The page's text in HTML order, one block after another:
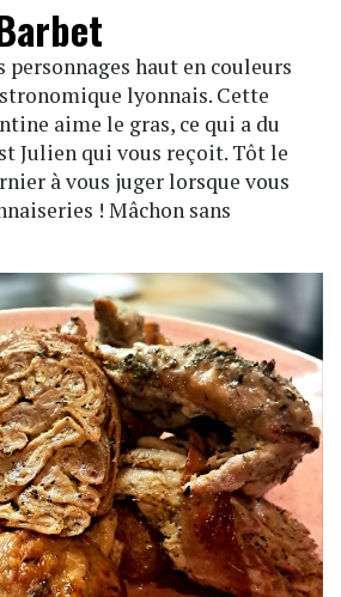
personnages haut en couleurs
lyonnais. Cette
aime le gras, ce qui a du
Julien qui vous reçoit. Tôt le
à vous juger lorsque vous
! Mâchon sans